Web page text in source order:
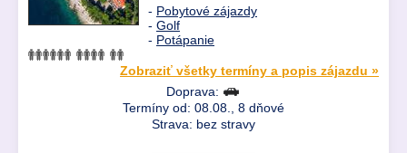
- Pobytové zájazdy
- Golf
- Potápanie
Zobraziť všetky termíny a popis zájazdu »
Doprava:
Termíny od: 08.08., 8 dňové
Strava: bez stravy